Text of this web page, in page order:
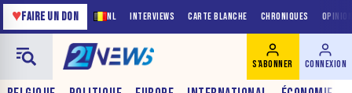
NL INTERVIEWS CARTE BLANCHE CHRONIQUES
♥FAIRE UN DON
S'ABONNER CONNEXION